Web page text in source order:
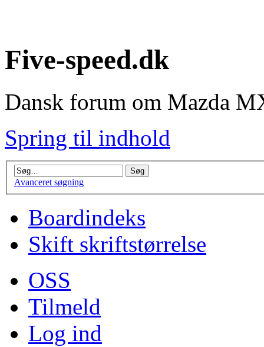
Five-speed.dk
Dansk forum om Mazda
Spring til indhold
Avanceret søgning
Boardindeks
Skift skriftstørrelse
OSS
Tilmeld
Log ind